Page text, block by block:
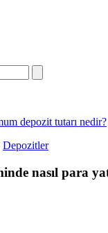
depozit tutarı nedir?
Depozitler
nasıl para